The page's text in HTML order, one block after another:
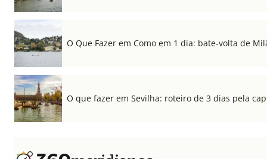
O Que Fazer em Como em 1 dia: bate-volta de
O que fazer em Sevilha: roteiro de 3 dias pela